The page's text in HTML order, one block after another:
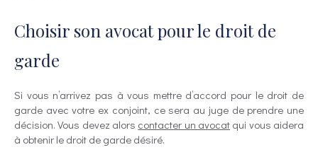
Choisir son avocat pour le droit de
garde
Si vous n’arrivez pas à vous mettre d’accord pour le droit de
garde avec votre ex conjoint, ce sera au juge de prendre une
décision. Vous devez alors contacter un avocat qui vous aidera
à obtenir le droit de garde désiré.